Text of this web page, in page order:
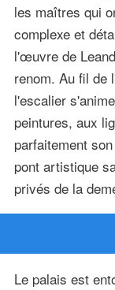
les maîtres qui
complexe et
l'œuvre de
renom. Au fil de
l'escalier
peintures, aux
parfaitement
pont artistique
privés de la
Le palais est